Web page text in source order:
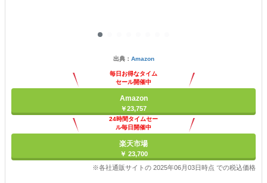
出典： Amazon
毎日お得なタイム
セール開催中
Amazon
￥23,757
24時間タイムセー
ル毎日開催中
楽天市場
￥ 23,700
※各社通販サイトの 2025年06月03日時点 での税込価格